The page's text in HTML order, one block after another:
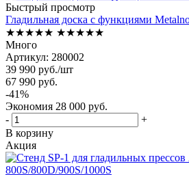
Быстрый просмотр
Гладильная доска с функциями
★★★★★ ★★★★★
Много
Артикул: 280002
39 990 руб./шт
67 990 руб.
-41%
Экономия 28 000 руб.
-
+
В корзину
Акция